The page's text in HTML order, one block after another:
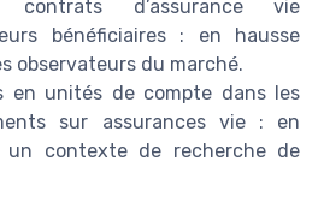
contrats d’assurance vie
bénéficiaires : en hausse
observateurs du marché.
en unités de compte dans les
sur assurances vie : en
un contexte de recherche de